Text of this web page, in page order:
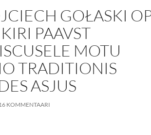
GOŁASKI
PAAVST
MOTU
TRADITIONIS
ASJUS
KOMMENTAARI